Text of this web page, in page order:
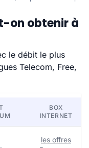
on obtenir à
le débit le plus
Telecom, Free,
BOX
INTERNET
les offres